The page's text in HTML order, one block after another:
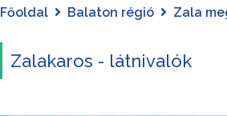
Főoldal Balaton régió Zala
Zalakaros - látnivalók